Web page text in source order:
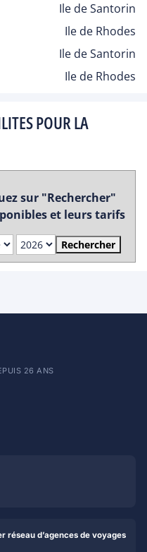
Ile de Santorin
Ile de Rhodes
Ile de Santorin
Ile de Rhodes
POUR LA
sur "Rechercher"
et leurs tarifs
Rechercher
26 ANS
réseau d’agences de voyages